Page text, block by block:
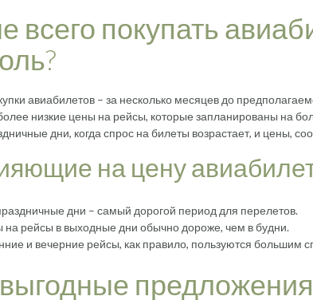
всего покупать
авиабилетов – за несколько месяцев до
низкие цены на рейсы, которые запланированы на
дни, когда спрос на билеты возрастает, и цены,
на цену
дни – самый дорогой период для перелетов.
на рейсы в выходные дни обычно дороже, чем в будни.
и вечерние рейсы, как правило, пользуются большим
выгодные